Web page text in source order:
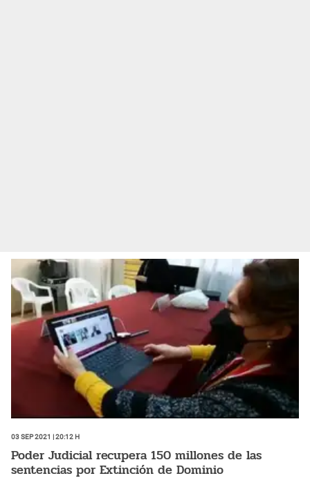
03 Sep 2021 | 20:12 h
Poder Judicial recupera 150 millones de las
sentencias por Extinción de Dominio